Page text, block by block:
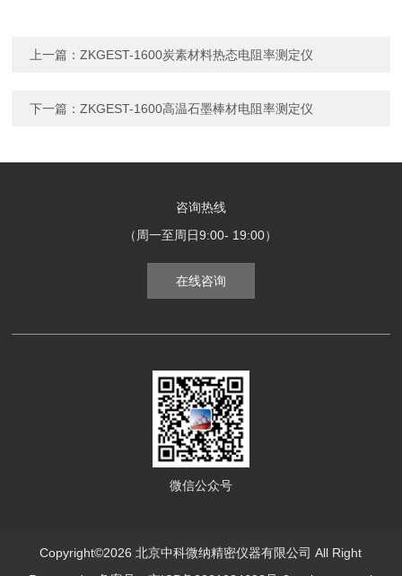
上一篇：ZKGEST-1600炭素材料热态电阻率测定仪
下一篇：ZKGEST-1600高温石墨棒材电阻率测定仪
咨询热线
（周一至周日9:00- 19:00）
在线咨询
微信公众号
Copyright©2026 北京中科微纳精密仪器有限公司 All Right